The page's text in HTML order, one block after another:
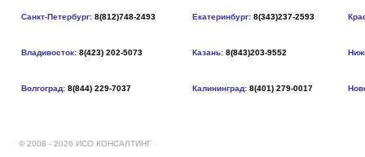
Санкт-Петербург: 8(812)748-2493 Екатеринбург: 8(343)237-2593
Владивосток: 8(423) 202-5073 Казань: 8(843)203-9552
Волгоград: 8(844) 229-7037 Калининград: 8(401) 279-0017
© 2008 - 2026 ИСО КОНСАЛТИНГ